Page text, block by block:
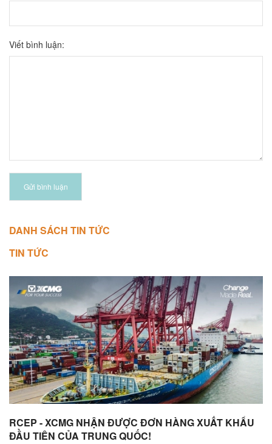
Viết bình luận:
Gửi bình luận
DANH SÁCH TIN TỨC
TIN TỨC
RCEP - XCMG NHẬN ĐƯỢC ĐƠN HÀNG XUẤT KHẨU
ĐẦU TIÊN CỦA TRUNG QUỐC!